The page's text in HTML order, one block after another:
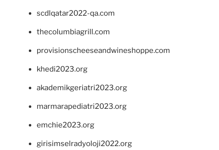
scdlqatar2022-qa.com
thecolumbiagrill.com
provisionscheeseandwineshoppe.com
khedi2023.org
akademikgeriatri2023.org
marmarapediatri2023.org
emchie2023.org
girisimselradyoloji2022.org